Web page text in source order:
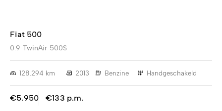
Fiat 500
0.9 TwinAir 500S
128.294 km 2013 Benzine Handgeschakeld
€5.950 €133 p.m.